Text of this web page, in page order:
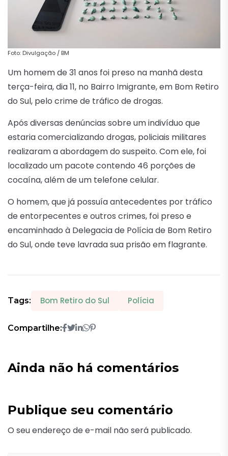
Foto: Divulgação / BM
Um homem de 31 anos foi preso na manhã desta
terça-feira, dia 11, no Bairro Imigrante, em Bom Retiro
do Sul, pelo crime de tráfico de drogas.
Após diversas denúncias sobre um indivíduo que
estaria comercializando drogas, policiais militares
realizaram a abordagem do suspeito. Com ele, foi
localizado um pacote contendo 46 porções de
cocaína, além de um telefone celular.
O homem, que já possuía antecedentes por tráfico
de entorpecentes e outros crimes, foi preso e
encaminhado à Delegacia de Polícia de Bom Retiro
do Sul, onde teve lavrada sua prisão em flagrante.
Tags: Bom Retiro do Sul Polícia
Compartilhe:
Ainda não há comentários
Publique seu comentário
O seu endereço de e-mail não será publicado.